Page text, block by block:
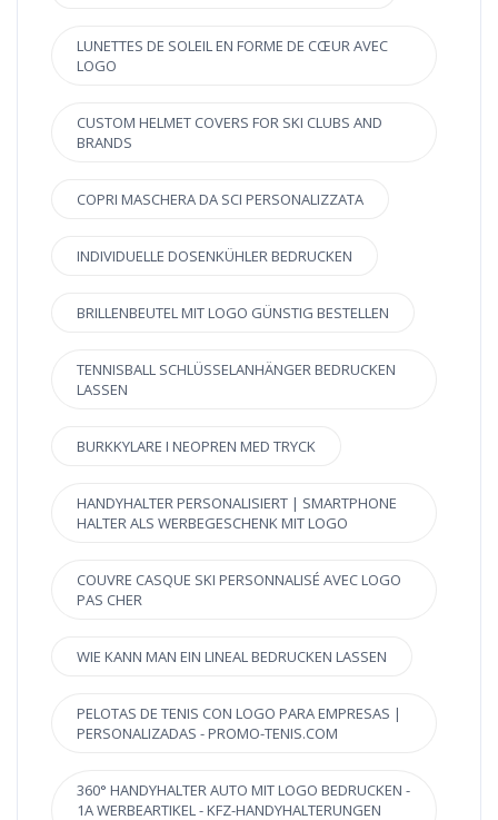
LUNETTES DE SOLEIL EN FORME DE CŒUR AVEC
LOGO
CUSTOM HELMET COVERS FOR SKI CLUBS AND
BRANDS
COPRI MASCHERA DA SCI PERSONALIZZATA
INDIVIDUELLE DOSENKÜHLER BEDRUCKEN
BRILLENBEUTEL MIT LOGO GÜNSTIG BESTELLEN
TENNISBALL SCHLÜSSELANHÄNGER BEDRUCKEN
LASSEN
BURKKYLARE I NEOPREN MED TRYCK
HANDYHALTER PERSONALISIERT | SMARTPHONE
HALTER ALS WERBEGESCHENK MIT LOGO
COUVRE CASQUE SKI PERSONNALISÉ AVEC LOGO
PAS CHER
WIE KANN MAN EIN LINEAL BEDRUCKEN LASSEN
PELOTAS DE TENIS CON LOGO PARA EMPRESAS |
PERSONALIZADAS - PROMO-TENIS.COM
360° HANDYHALTER AUTO MIT LOGO BEDRUCKEN -
1A WERBEARTIKEL - KFZ-HANDYHALTERUNGEN